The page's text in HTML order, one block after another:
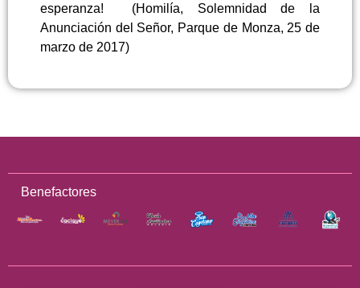
esperanza! (Homilía, Solemnidad de la
Anunciación del Señor, Parque de Monza, 25 de
marzo de 2017)
Benefactores